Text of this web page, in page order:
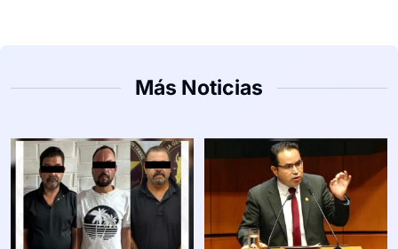
Más Noticias